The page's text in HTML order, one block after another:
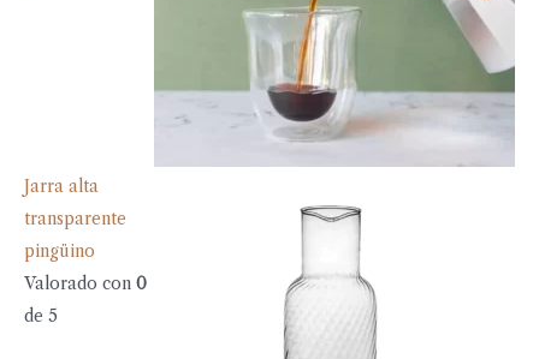
Jarra alta
transparente
pingüino
Valorado con 0
de 5